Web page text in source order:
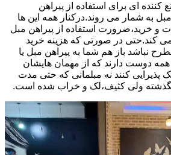
کننده ای برای استفاده از پیراهن
به شمار می روند.درکنار همه این ها
و خرید،ضرورت استفاده از پیراهن مبل
کند.حتی در صورتی که هزینه خرید
نباشد باز هم شما به پیراهن مبل یا
همه دوست دارند که از مهمان هایشان
پذیرایی کنند نه مبلمانی که حتی مدت
نگذشته ولی کثیف،لک و خراب شده است.